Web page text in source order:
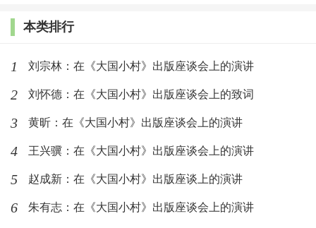
本类排行
1 刘宗林：在《大国小村》出版座谈会上的演讲
2 刘怀德：在《大国小村》出版座谈会上的致词
3 黄昕：在《大国小村》出版座谈会上的演讲
4 王兴骥：在《大国小村》出版座谈会上的演讲
5 赵成新：在《大国小村》出版座谈上的演讲
6 朱有志：在《大国小村》出版座谈会上的演讲